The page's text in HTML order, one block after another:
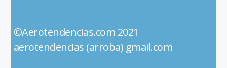
©Aerotendencias.com 2021
aerotendencias (arroba) gmail.com